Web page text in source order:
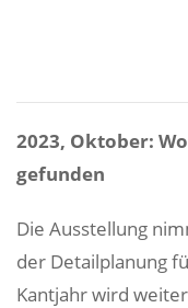
2023, Oktober:
gefunden
Die Ausstellung
der Detailplanung
Kantjahr wird